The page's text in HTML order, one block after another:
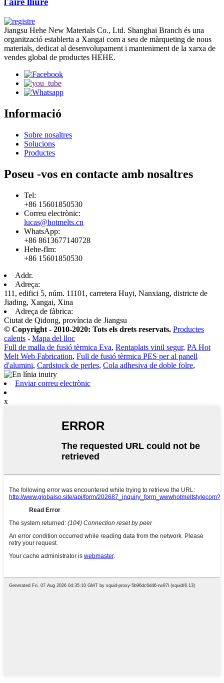
Jiangsu Hehe New Materials Co., Ltd. Shanghai Branch és una
organització establerta a Xangai com a seu de màrqueting de nous
materials, dedicat al desenvolupament i manteniment de la xarxa de
vendes global de productes HEHE.
Informació
Sobre nosaltres
Solucions
Productes
Poseu -vos en contacte amb nosaltres
Tel:
+86 15601850530
Correu electrònic:
lucas@hotmelts.cn
WhatsApp:
+86 8613677140728
Hehe-flm:
+86 15601850530
Addr.
Adreça:
111, edifici 5, núm. 11101, carretera Huyi, Nanxiang, districte de
Jiading, Xangai, Xina
Adreça de fàbrica:
Ciutat de Qidong, província de Jiangsu
© Copyright - 2010-2020: Tots els drets reservats. Productes
calents - Mapa del lloc
Full de malla de fusió tèrmica Eva, Rentaplats vinil segur, PA Hot
Melt Web Fabrication, Full de fusió tèrmica PES per al panell
d'alumini, Cardstock de perles, Cola adhesiva de doble folre,
Enviar correu electrònic
x